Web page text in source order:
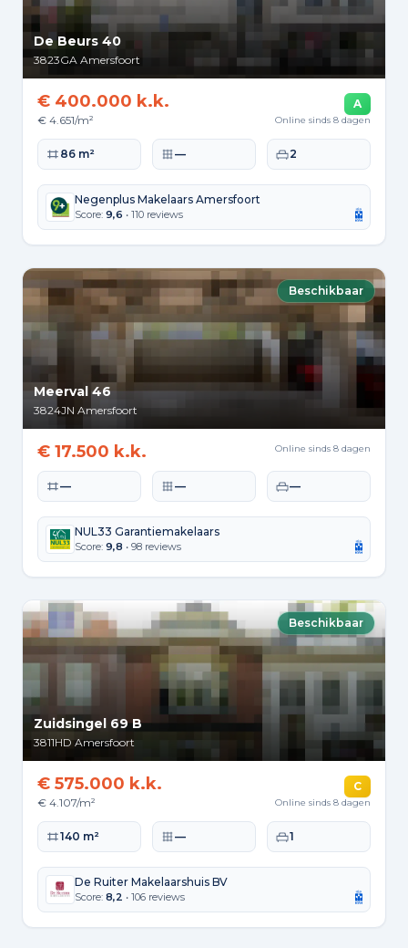
De Beurs 40
3823GA Amersfoort
€ 400.000 k.k.
€ 4.651/m²
A
Online sinds 8 dagen
Woonoppervlakte
86 m² Perceeloppervlakte
— Slaapkamers
2
Negenplus Makelaars Amersfoort
Score: 9,6 • 110 reviews
Beschikbaar
Meerval 46
3824JN Amersfoort
€ 17.500 k.k. Online sinds 8 dagen
Woonoppervlakte
— Perceeloppervlakte
— Slaapkamers
—
NUL33 Garantiemakelaars
Score: 9,8 • 98 reviews
Beschikbaar
Zuidsingel 69 B
3811HD Amersfoort
€ 575.000 k.k.
€ 4.107/m²
C
Online sinds 8 dagen
Woonoppervlakte
140 m² Perceeloppervlakte
— Slaapkamers
1
De Ruiter Makelaarshuis BV
Score: 8,2 • 106 reviews